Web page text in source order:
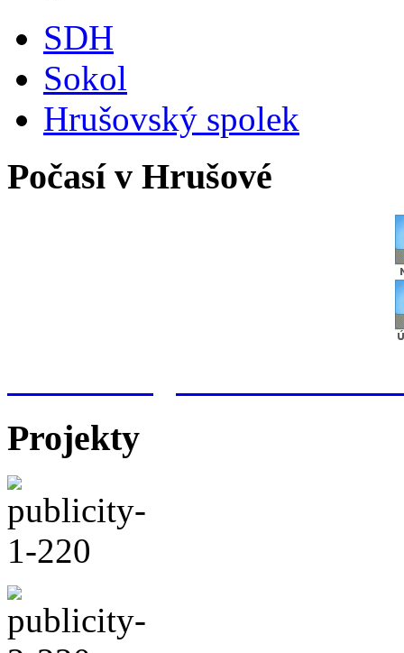
SDH
Sokol
Hrušovský spolek
Počasí v Hrušové
Projekty